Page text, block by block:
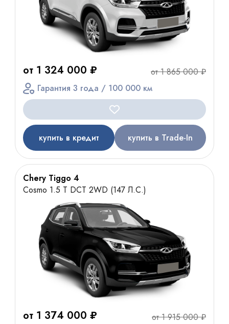
от 1 324 000 ₽
от 1 865 000 ₽
Гарантия 3 года / 100 000 км
купить в кредит купить в Trade-In
Chery Tiggo 4
Cosmo 1.5 T DCT 2WD (147 Л.С.)
от 1 374 000 ₽
от 1 915 000 ₽